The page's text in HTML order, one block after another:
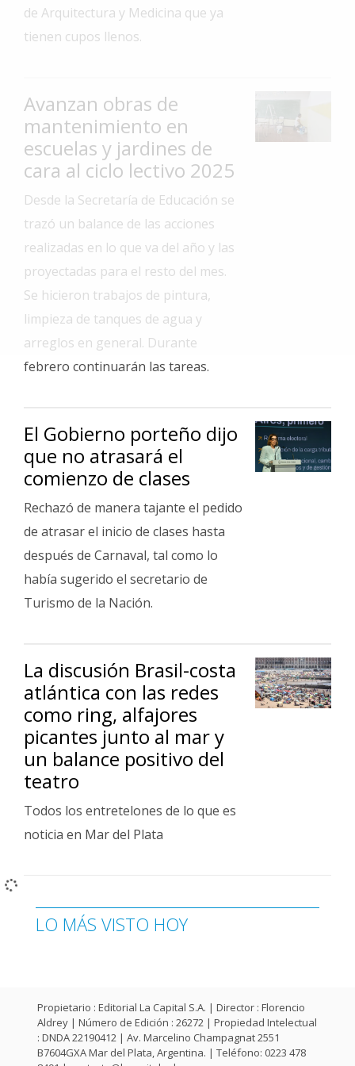
Interés
General
Deportes
Arte
Espectáculos
Policiales
Cartelera
Fotos
Familia
Fúnebres
de Arquitectura y Medicina que ya
tienen cupos llenos.
Avanzan obras de
mantenimiento en
escuelas y jardines de
cara al ciclo lectivo 2025
Desde la Secretaría de Educación se
trazó un balance de las acciones
realizadas en lo que va del año y las
proyectadas para el resto del mes.
Se hicieron trabajos de pintura,
limpieza de tanques de agua y
arreglos en general. Durante
febrero continuarán las tareas.
El Gobierno porteño dijo
que no atrasará el
comienzo de clases
Rechazó de manera tajante el pedido
de atrasar el inicio de clases hasta
después de Carnaval, tal como lo
había sugerido el secretario de
Turismo de la Nación.
La discusión Brasil-costa
atlántica con las redes
como ring, alfajores
picantes junto al mar y
un balance positivo del
teatro
Todos los entretelones de lo que es
noticia en Mar del Plata
LO MÁS VISTO HOY
Propietario : Editorial La Capital S.A. | Director : Florencio
Aldrey | Número de Edición : 26272 | Propiedad Intelectual
: DNDA 22190412 | Av. Marcelino Champagnat 2551
B7604GXA Mar del Plata, Argentina. | Teléfono: 0223 478